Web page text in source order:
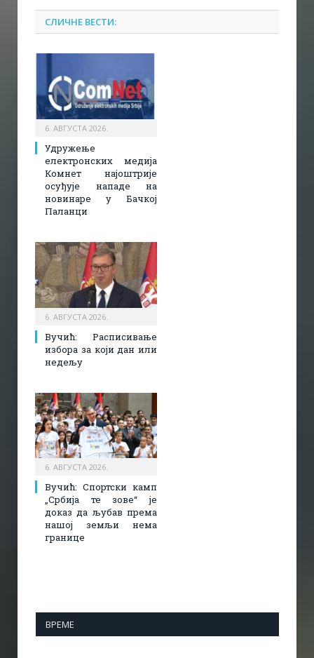
СЛИЧНЕ ВЕСТИ:
6. АВГУСТА 2026.
Удружење
електронских медија
Комнет најоштрије
осуђује нападе на
новинаре у Бачкој
Паланци
6. АВГУСТА 2026.
Вучић: Расписивање
избора за који дан или
недељу
6. АВГУСТА 2026.
Вучић: Спортски камп
„Србија те зове“ је
доказ да љубав према
нашој земљи нема
границе
ВРЕМЕ